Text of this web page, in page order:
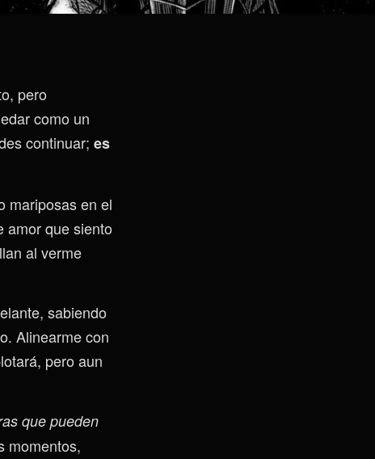
pero
como un
continuar; es
mariposas en el
amor que siento
al verme
sabiendo
Alinearme con
pero aun
que pueden
momentos,